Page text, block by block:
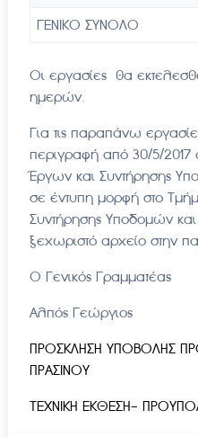
ΓΕΝΙΚΟ ΣΥΝΟΛΟ
Οι εργασίες θα
ημερών.
Για τις παραπάνω
περιγραφή από 30/5/
Έργων και Συντήρησης
σε έντυπη μορφή στο
Συντήρησης Υποδομών και
ξεχωριστό αρχείο στην
Ο Γενικός Γραμματέας
Αλπός Γεώργιος
ΠΡΟΣΚΛΗΣΗ ΥΠΟΒΟΛΗΣ
ΠΡΑΣΙΝΟΥ
ΤΕΧΝΙΚΗ ΕΚΘΕΣΗ-